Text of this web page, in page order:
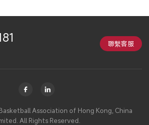
聯繫客服
Association of Hong Kong, China
All Rights Reserved.